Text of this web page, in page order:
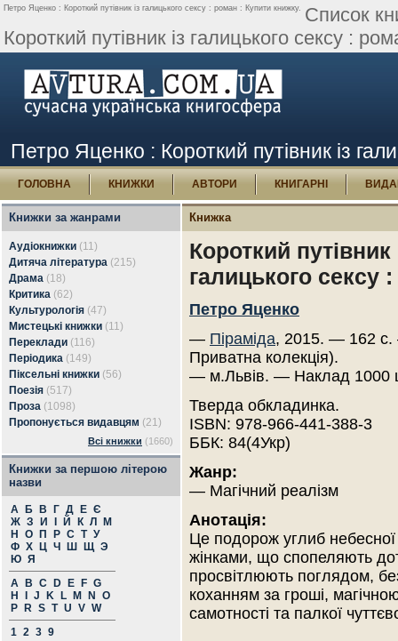
Петро Яценко : Короткий путівник із галицького сексу : роман : Купити книжку. Список
Короткий путівник із галицького сексу :
Петро Яценко : Короткий путівник із
ГОЛОВНА КНИЖКИ АВТОРИ КНИГАРНІ
Книжки за жанрами
Аудіокнижки (11)
Дитяча література (215)
Драма (18)
Критика (62)
Культурологія (47)
Мистецькі книжки (11)
Переклади (116)
Періодика (149)
Піксельні книжки (56)
Поезія (517)
Проза (1098)
Пропонується видавцям (21)
Всі книжки (1660)
Книжки за першою літерою
назви
А Б В Г Д Е Є
Ж З И Й К Л
М
Н
О П Р С Т У
Ф Х Ц Ч Ш Щ Э
Ю Я
A
B C D E F G
H
J K L M N
O
P
R S T U V W
1 2 3 9
Книжка
Короткий путівник
галицького сексу
Петро Яценко
— Піраміда, 2015. — 162 с.
Приватна колекція).
— м.Львів. — Наклад 1000
Тверда обкладинка.
ISBN: 978-966-441-388-3
ББК: 84(4Укр)
Жанр:
— Магічний реалізм
Анотація:
Це подорож углиб небесної
жінками, що спопеляють
просвітлюють поглядом,
коханням за гроші,
самотності та палкої